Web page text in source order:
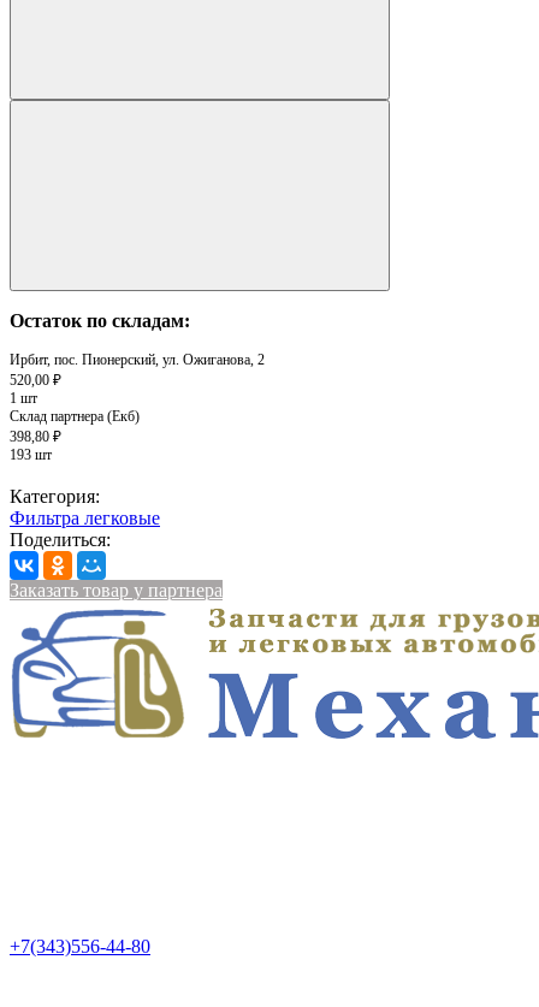
Остаток по складам:
Ирбит, пос. Пионерский, ул. Ожиганова, 2
520,00 ₽
1 шт
Склад партнера (Екб)
398,80 ₽
193 шт
Категория:
Фильтра легковые
Поделиться:
Заказать товар у партнера
+7(343)556-44-80